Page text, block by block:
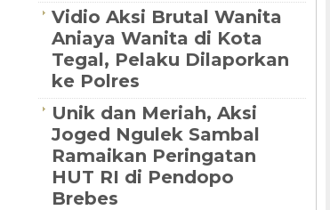
Vidio Aksi Brutal Wanita
Aniaya Wanita di Kota
Tegal, Pelaku Dilaporkan
ke Polres
Unik dan Meriah, Aksi
Joged Ngulek Sambal
Ramaikan Peringatan
HUT RI di Pendopo
Brebes